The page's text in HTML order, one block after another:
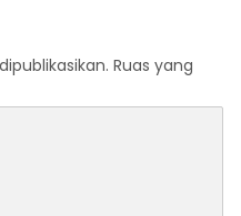
Awards 2026
Ruas yang